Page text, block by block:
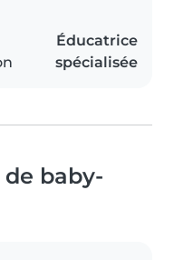
Éducatrice
spécialisée
baby-